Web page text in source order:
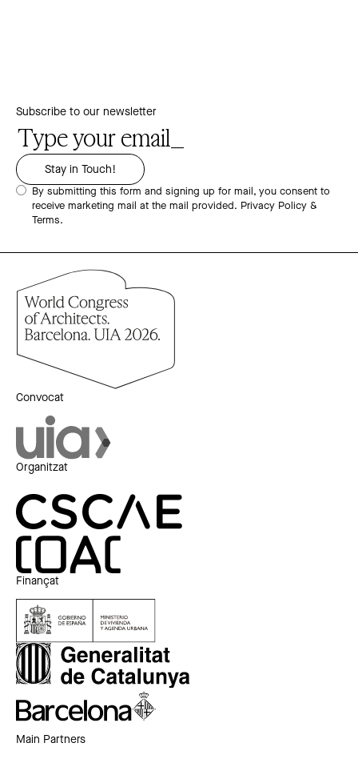
Subscribe to our newsletter
By submitting this form and signing up for mail, you consent to
receive marketing mail at the mail provided. Privacy Policy &
Terms.
Convocat
Organitzat
Finançat
Main Partners